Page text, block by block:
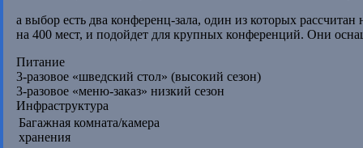
а выбор есть два конференц-зала, один из которых
на 400 мест, и подойдет для крупных конференций. Они
Питание
3-разовое «шведский стол» (высокий сезон)
3-разовое «меню-заказ» низкий сезон
Инфраструктура
Багажная комната/камера
хранения